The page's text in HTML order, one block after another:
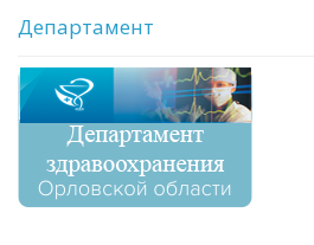
Департамент